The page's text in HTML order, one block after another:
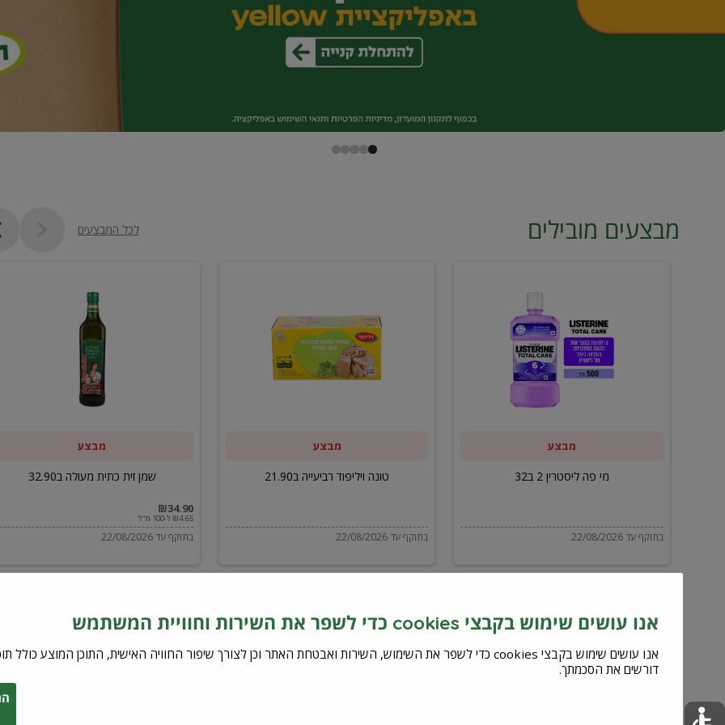
מבצעים מובילים לכל המבצעים
ליסטרין
מבצע
מי פה ליסטרין 2 ב32
בתוקף עד 22/08/2026
ויליפוד
רביעייה
מבצע
טונה ויליפוד רביעייה ב21.90
בתוקף עד 22/08/2026
מבצע
שמן זית כתית מעולה ב32.90
₪34.90
₪4.65 ל-100 מ"ל
בתוקף עד 22/08/2026
אנו עושים שימוש בקבצי cookies כדי לשפר את השירות וחוויית המשתמש
דורשים את הסכמתך.